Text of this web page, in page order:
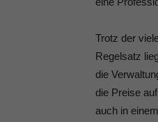
Trotz der
Regelsatz
die
die Preise
auch in